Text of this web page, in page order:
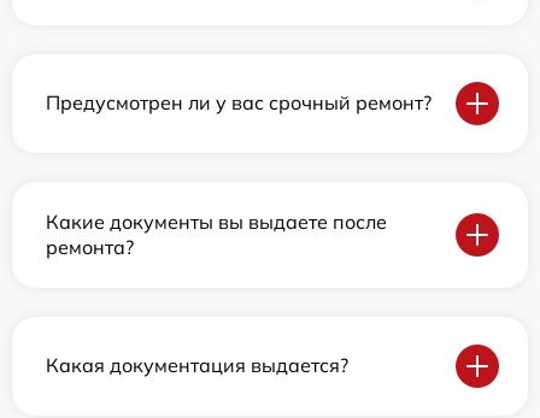
Предусмотрен ли у вас срочный ремонт?
Какие документы вы выдаете после
ремонта?
Какая документация выдается?